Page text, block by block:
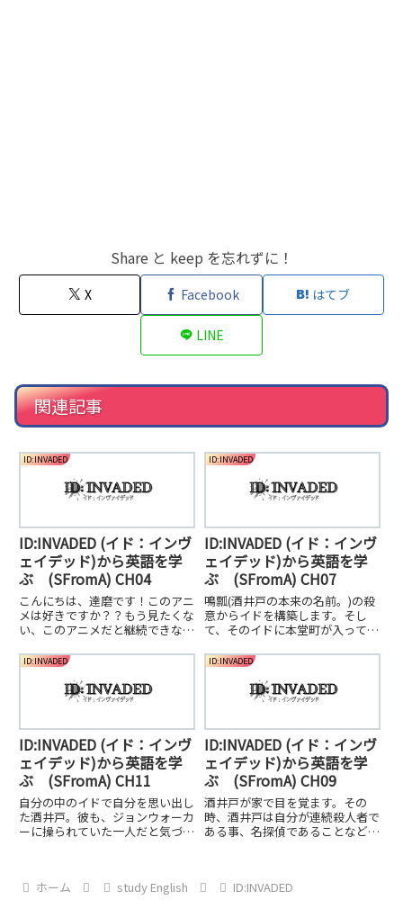
Share と keep を忘れずに！
X Facebook はてブ
LINE
関連記事
ID:INVADED
ID:INVADED (イド：インヴ
ェイデッド)から英語を学
ぶ (SFromA) CH04
こんにちは、達磨です！このアニ
メは好きですか？？もう見たくな
い、このアニメだと継続できな
ってアニメを変えましょう。
ID:INVADED
ID:INVADED (イド：インヴ
ェイデッド)から英語を学
ぶ (SFromA) CH07
鳴瓢(酒井戸の本来の名前。)の殺
意からイドを構築します。そし
て、そのイドに本堂町が入ってい
ちる。そして、本堂町は違和感に
きずく。
ID:INVADED
ID:INVADED (イド：インヴ
ェイデッド)から英語を学
ぶ (SFromA) CH11
自分の中のイドで自分を思い出し
た酒井戸。彼も、ジョンウォーカ
ーに操られていた一人だと気づ
る。
ID:INVADED
ID:INVADED (イド：インヴ
ェイデッド)から英語を学
ぶ (SFromA) CH09
酒井戸が家で目を覚ます。その
時、酒井戸は自分が連続殺人者で
ある事、名探偵であることなど、
ホーム study English ID:INVADED